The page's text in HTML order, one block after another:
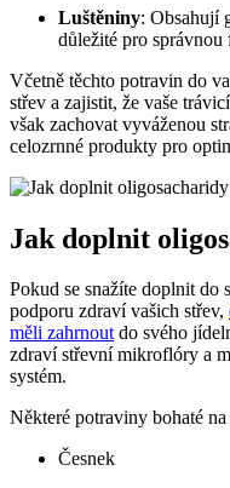
Luštěniny: Obsahují
důležité pro správnou
Včetně těchto potravin do
střev a zajistit, že vaše
však zachovat vyváženou
celozrnné produkty pro
Jak doplnit
Pokud se snažíte doplnit do
podporu zdraví vašich střev,
měli zahrnoutdo svého
zdraví střevní mikroflóry a
systém.
Některé potraviny bohaté
Česnek